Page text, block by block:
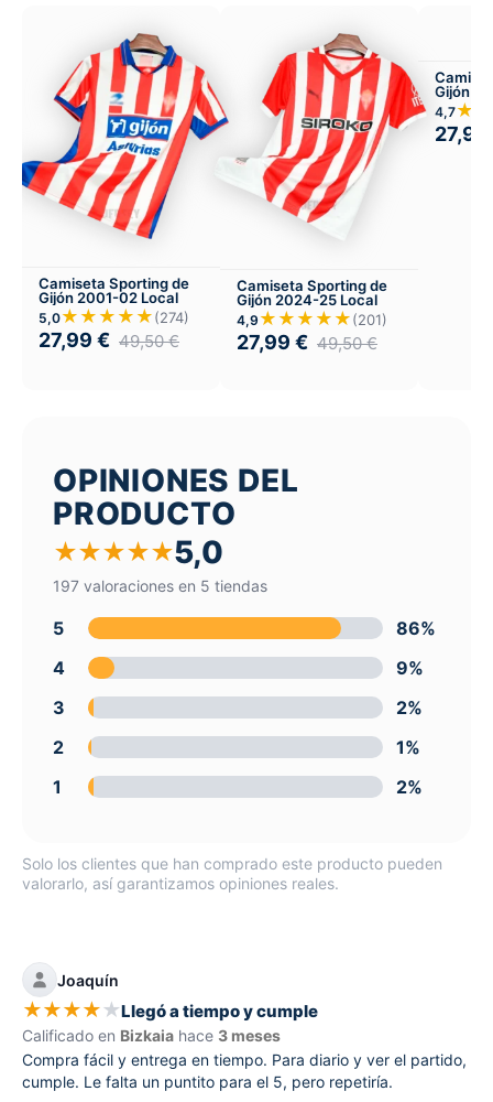
Camiseta Sporting de
Gijón 2001-02 Local
5,0★★★★★(274)
27,99 € 49,50€
Camiseta Sporting de
Gijón 2024-25 Local
4,9 ★★★★★(201)
27,99 € 49,50€
Gijón
Infantil
4,7
27,99
OPINIONES DEL
PRODUCTO
★★★★★5,0
197 valoraciones en 5 tiendas
5
86%
4
9%
3
2%
2
1%
1
2%
Solo los clientes que han comprado este producto pueden
valorarlo, así garantizamos opiniones reales.
Joaquín
★★★★★Llegó a tiempo y cumple
Calificado en Bizkaia hace 3 meses
Compra fácil y entrega en tiempo. Para diario y ver el partido,
cumple. Le falta un puntito para el 5, pero repetiría.